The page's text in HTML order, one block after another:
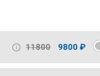
11800 9800 ₽